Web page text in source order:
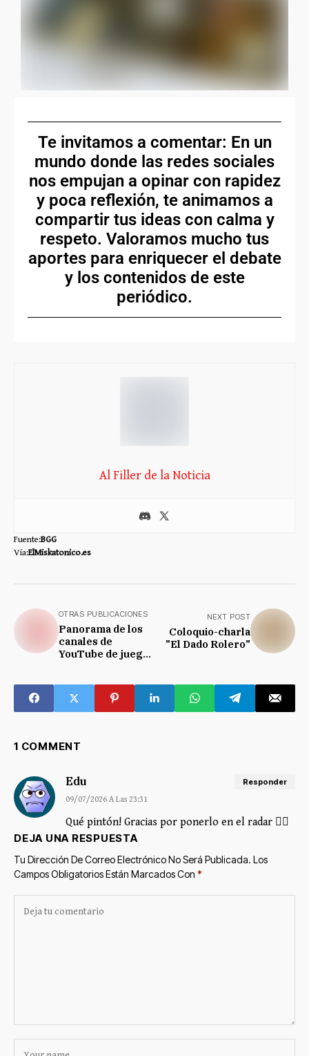
Te invitamos a comentar: En un
mundo donde las redes sociales
nos empujan a opinar con rapidez
y poca reflexión, te animamos a
compartir tus ideas con calma y
respeto. Valoramos mucho tus
aportes para enriquecer el debate
y los contenidos de este
periódico.
Al Filler de la Noticia
Fuente:BGG
Via:ElMiskatonico.es
OTRAS PUBLICACIONES
Panorama de los
canales de
YouTube de juegos
NEXT POST
Coloquio-charla
"El Dado Rolero"
1 COMMENT
Edu
09/07/2026 A Las 23:31
Qué pintón! Gracias por ponerlo en el radar 👌🏻
Responder
DEJA UNA RESPUESTA
Tu Dirección De Correo Electrónico No Será Publicada. Los
Campos Obligatorios Están Marcados Con *